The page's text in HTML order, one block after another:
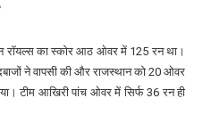
रॉयल्स का स्कोर आठ ओवर में 125 रन था।
ने वापसी की और राजस्थान को 20 ओवर
टीम आखिरी पांच ओवर में सिर्फ 36 रन ही